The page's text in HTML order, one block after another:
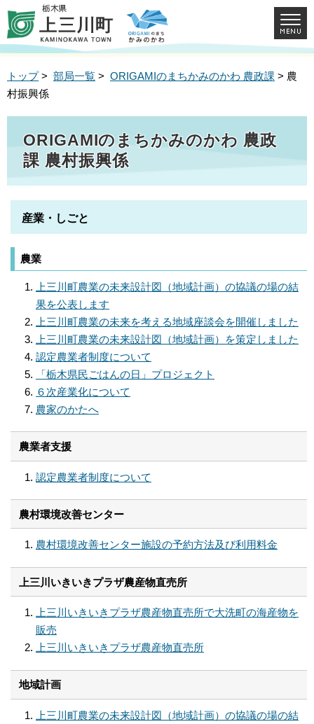
トップ> 部局一覧 > ORIGAMIのまちかみのかわ 農政課 > 農
村振興係
ORIGAMIのまちかみのかわ 農政
課 農村振興係
産業・しごと
農業
上三川町農業の未来設計図（地域計画）の協議の場の結
果を公表します
上三川町農業の未来を考える地域座談会を開催しました
上三川町農業の未来設計図（地域計画）を策定しました
認定農業者制度について
「栃木県民ごはんの日」プロジェクト
６次産業化について
農家のかたへ
農業者支援
認定農業者制度について
農村環境改善センター
農村環境改善センター施設の予約方法及び利用料金
上三川いきいきプラザ農産物直売所
上三川いきいきプラザ農産物直売所で大洗町の海産物を
販売
上三川いきいきプラザ農産物直売所
地域計画
上三川町農業の未来設計図（地域計画）の協議の場の結